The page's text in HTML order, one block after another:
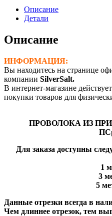
серебряный
ПСр
(Ø-1,5
мм)
Описание
Детали
Описание
ИНФОРМАЦИЯ:
Вы находитесь на странице
компании SilverSalt.
В интернет-магазине
покупки товаров для
ПРОВОЛОКА ИЗ
Для заказа доступны
1
3
5
Данные отрезки всегда в
Чем длиннее отрезок, тем